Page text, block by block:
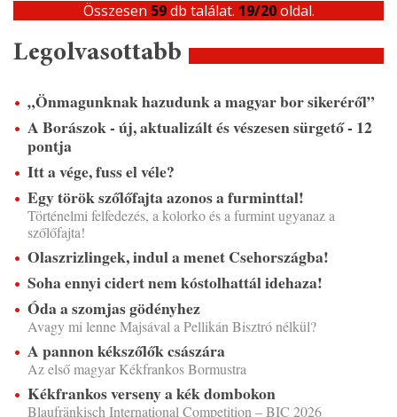
Összesen 59db találat. 19/20oldal.
Legolvasottabb
„Önmagunknak hazudunk a magyar bor sikeréről”
A Borászok - új, aktualizált és vészesen sürgető - 12
pontja
Itt a vége, fuss el véle?
Egy török szőlőfajta azonos a furminttal!
Történelmi felfedezés, a kolorko és a furmint ugyanaz a
szőlőfajta!
Olaszrizlingek, indul a menet Csehországba!
Soha ennyi cidert nem kóstolhattál idehaza!
Óda a szomjas gödényhez
Avagy mi lenne Majsával a Pellikán Bisztró nélkül?
A pannon kékszőlők császára
Az első magyar Kékfrankos Bormustra
Kékfrankos verseny a kék dombokon
Blaufränkisch International Competition – BIC 2026